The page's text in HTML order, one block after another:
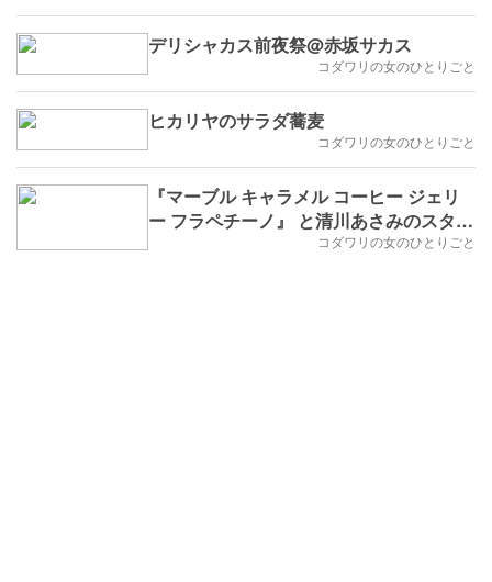
デリシャカス前夜祭@赤坂サカス
コダワリの女のひとりごと
ヒカリヤのサラダ蕎麦
コダワリの女のひとりごと
『マーブル キャラメル コーヒー ジェリ
ー フラペチーノ』 と清川あさみのスタバ
コダワリの女のひとりごと